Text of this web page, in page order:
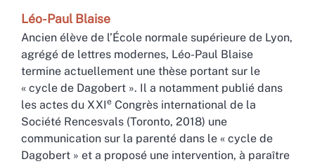
Léo-Paul Blaise
Ancien élève de l’École normale supérieure de Lyon,
agrégé de lettres modernes, Léo-Paul Blaise
termine actuellement une thèse portant sur le
« cycle de Dagobert ». Il a notamment publié dans
les actes du XXIe Congrès international de la
Société Rencesvals (Toronto, 2018) une
communication sur la parenté dans le « cycle de
Dagobert » et a proposé une intervention, à paraître